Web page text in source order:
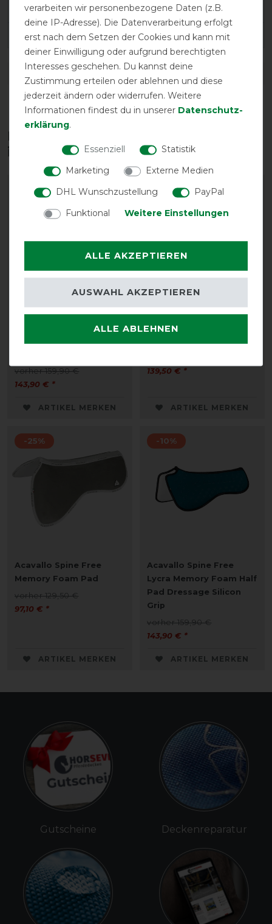
SKU:AC871LGLL/BK
EAN: 8051360666896
DETAILS ZUR PRODUKTSICHERHEIT
Diese Produkte könnten dich auch
interessieren
-10%
Acavallo Spine Free
Lycra Memory Foam Half
vorher 159,90 €
143,90 € *
ARTIKEL MERKEN
-10%
Acavallo Spine Free
Memory Foam Pad
139,50 € *
ARTIKEL MERKEN
-25%
Acavallo Spine Free
Memory Foam Pad
vorher 129,50 €
97,10 € *
ARTIKEL MERKEN
-10%
Acavallo Spine Free
Lycra Memory Foam Half
Pad Dressage Silicon
Grip
vorher 159,90 €
143,90 € *
ARTIKEL MERKEN
Gutscheine Deckenreparatur
verarbeiten wir personenbezogene Daten (z.B.
deine IP-Adresse). Die Datenverarbeitung erfolgt
erst nach dem Setzen der Cookies und kann mit
deiner Einwilligung oder aufgrund berechtigten
Interesses geschehen. Du kannst deine
Zustimmung erteilen oder ablehnen und diese
jederzeit ändern oder widerrufen. Weitere
Informationen findest du in unserer Daten­schutz­
erklärung.
Essenziell
Statistik
Marketing
Externe Medien
DHL Wunschzustellung
PayPal
Funktional
Weitere Einstellungen
ALLE AKZEPTIEREN
ALLE ABLEHNEN
AUSWAHL AKZEPTIEREN